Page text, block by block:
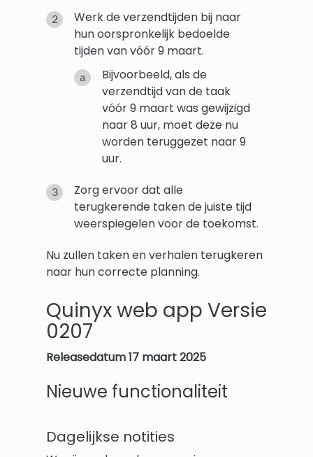
Werk de verzendtijden bij naar
hun oorspronkelijk bedoelde
tijden van vóór 9 maart.
Bijvoorbeeld, als de
verzendtijd van de taak
vóór 9 maart was gewijzigd
naar 8 uur, moet deze nu
worden teruggezet naar 9
uur.
Zorg ervoor dat alle
terugkerende taken de juiste tijd
weerspiegelen voor de toekomst.
Nu zullen taken en verhalen terugkeren
naar hun correcte planning.
Quinyx web app Versie
0207
Releasedatum 17 maart 2025
Nieuwe functionaliteit
Dagelijkse notities